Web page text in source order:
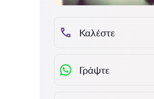
Καλέστε
Γράψτε